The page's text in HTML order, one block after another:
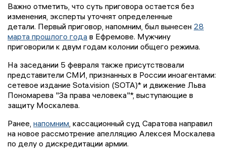
Важно отметить, что суть приговора остается без
изменения, эксперты уточнят определенные
детали. Первый приговор, напомним, был вынесен 28
марта прошлого года в Ефремове. Мужчину
приговорили к двум годам колонии общего режима.
На заседании 5 февраля также присутствовали
представители СМИ, признанных в России иноагентами:
сетевое издание Sota.vision (SOTA)* и движение Льва
Пономарева "За права человека"*, выступающие в
защиту Москалева.
Ранее, напомним , кассационный суд Саратова направил
на новое рассмотрение апелляцию Алексея Москалева
по делу о дискредитации армии.